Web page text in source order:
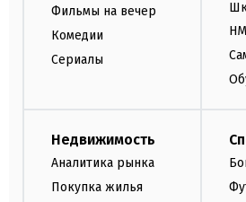
Фильмы на вечер
Комедии
Сериалы
Недвижимость
Аналитика рынка
Покупка жилья